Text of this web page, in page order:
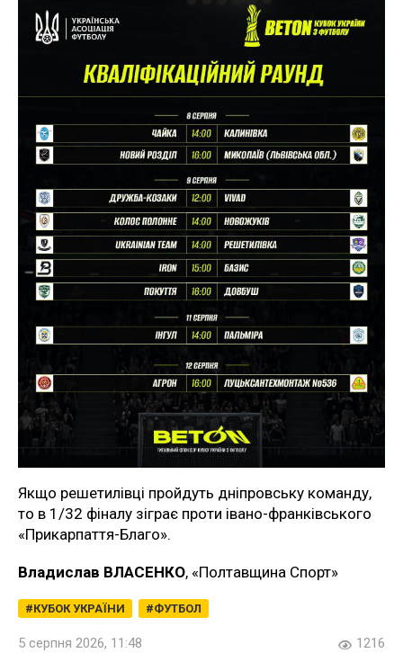
Якщо решетилівці пройдуть дніпровську команду,
то в 1/32 фіналу зіграє проти івано-франківського
«Прикарпаття-Благо».
Владислав ВЛАСЕНКО, «Полтавщина Спорт»
КУБОК УКРАЇНИ ФУТБОЛ
5 серпня 2026, 11:48 1216